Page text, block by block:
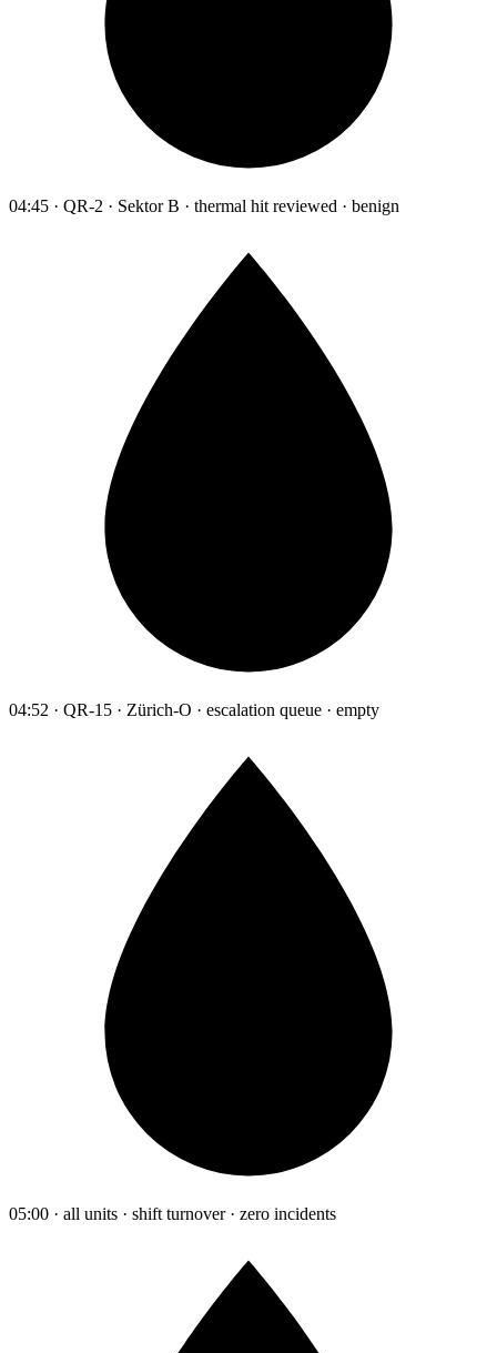
04:45 · QR-2 · Sektor B · thermal hit reviewed · benign
04:52 · QR-15 · Zürich-O · escalation queue · empty
05:00 · all units · shift turnover · zero incidents